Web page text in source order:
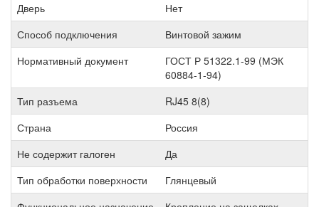
Дверь
Нет
Способ подключения
Винтовой зажим
Нормативный документ
ГОСТ Р 51322.1-99 (МЭК
60884-1-94)
Тип разъема
RJ45 8(8)
Страна
Россия
Не содержит галоген
Да
Тип обработки поверхности
Глянцевый